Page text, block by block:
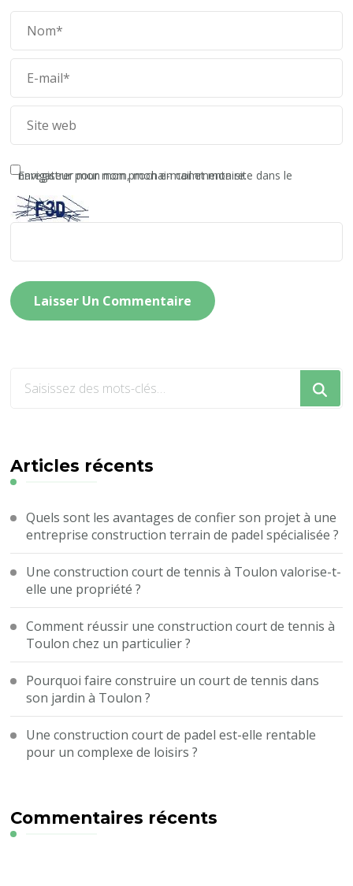
Enregistrer mon nom, mon e-mail et mon site dans le navigateur pour mon prochain commentaire.
recherchiez
?
Articles récents
Quels sont les avantages de confier son projet à une
entreprise construction terrain de padel spécialisée ?
Une construction court de tennis à Toulon valorise-t-
elle une propriété ?
Comment réussir une construction court de tennis à
Toulon chez un particulier ?
Pourquoi faire construire un court de tennis dans
son jardin à Toulon ?
Une construction court de padel est-elle rentable
pour un complexe de loisirs ?
Commentaires récents